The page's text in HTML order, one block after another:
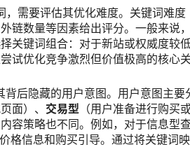
，需要评估其优化难度。关键词难
链数量等因素给出评分。一般来说
关键词组合：对于新站或权威度较
试优化竞争激烈但价值极高的核心关
后隐藏的用户意图。用户意图主要
面）、 交易型 （用户准备进行购买
容策略也不同。例如，对于信息型
格信息和购买引导。通过将关键词